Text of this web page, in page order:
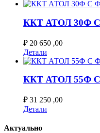
ККТ АТОЛ 30Ф
₽ 20 650 ,00
Детали
ККТ АТОЛ 55Ф
₽ 31 250 ,00
Детали
Актуально